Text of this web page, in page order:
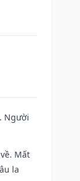
Người
Mất
la